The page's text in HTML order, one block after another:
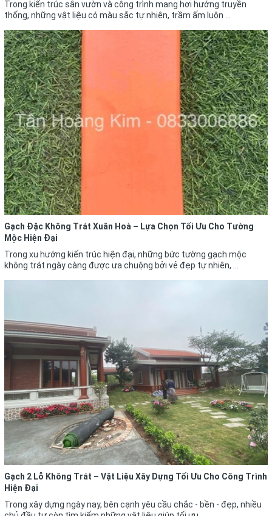
Trong kiến trúc sân vườn và công trình mang hơi hướng truyền
thống, những vật liệu có màu sắc tự nhiên, trầm ấm luôn ...
Gạch Đặc Không Trát Xuân Hoà – Lựa Chọn Tối Ưu Cho Tường
Mộc Hiện Đại
Trong xu hướng kiến trúc hiện đại, những bức tường gạch mộc
không trát ngày càng được ưa chuộng bởi vẻ đẹp tự nhiên, ...
Gạch 2 Lỗ Không Trát – Vật Liệu Xây Dựng Tối Ưu Cho Công Trình
Hiện Đại
Trong xây dựng ngày nay, bên cạnh yêu cầu chắc - bền - đẹp, nhiều